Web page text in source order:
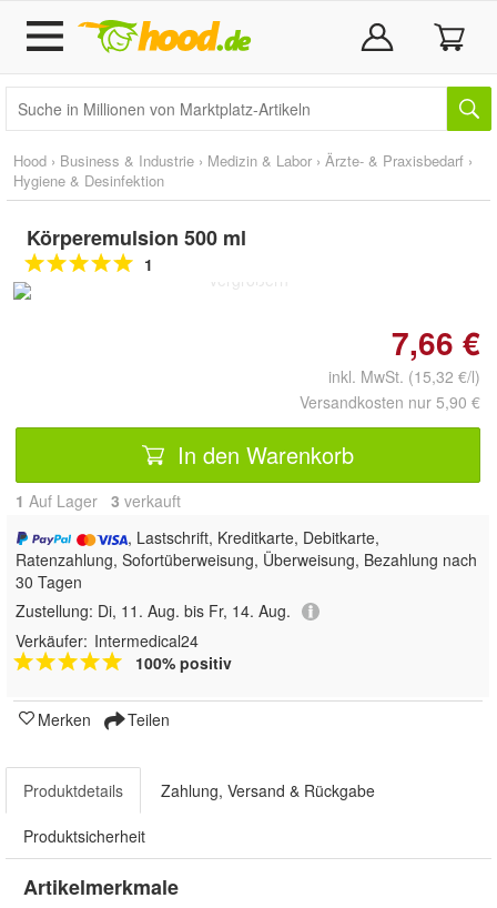
Hood › Business & Industrie › Medizin & Labor › Ärzte- & Praxisbedarf ›
Hygiene & Desinfektion
Körperemulsion 500 ml
1
vergrößern
7,66 €
inkl. MwSt. (15,32 €/l)
Versandkosten nur 5,90 €
In den Warenkorb
1 Auf Lager 3 verkauft
, Lastschrift, Kreditkarte, Debitkarte,
Ratenzahlung, Sofortüberweisung, Überweisung, Bezahlung nach
30 Tagen
Zustellung: Di, 11. Aug. bis Fr, 14. Aug.
Verkäufer: Intermedical24
100% positiv
Merken Teilen
Produktdetails Zahlung, Versand & Rückgabe
Produktsicherheit
Artikelmerkmale